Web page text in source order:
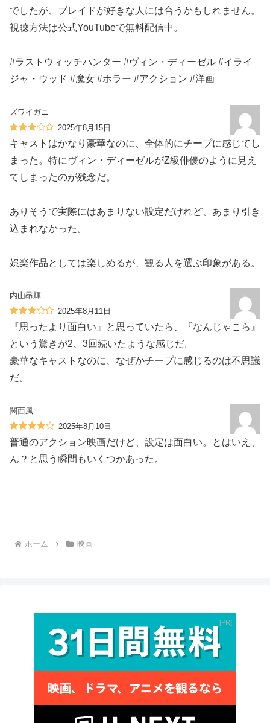
でしたが、ブレイドが好きな人には合うかもしれません。
視聴方法は公式YouTubeで無料配信中。
#ラストウィッチハンター #ヴィン・ディーゼル #イライ
ジャ・ウッド #魔女 #ホラー #アクション #洋画
ズワイガニ
2025年8月15日
キャストはかなり豪華なのに、全体的にチープに感じてし
まった。特にヴィン・ディーゼルがZ級俳優のように見え
てしまったのが残念だ。
ありそうで実際にはあまりない設定だけれど、あまり引き
込まれなかった。
娯楽作品としては楽しめるが、観る人を選ぶ印象がある。
内山昂輝
2025年8月11日
『思ったより面白い』と思っていたら、『なんじゃこら』
という驚きが2、3回続いたような感じだ。
豪華なキャストなのに、なぜかチープに感じるのは不思議
だ。
関西風
2025年8月10日
普通のアクション映画だけど、設定は面白い。とはいえ、
ん？と思う瞬間もいくつかあった。
ホーム 映画
PR